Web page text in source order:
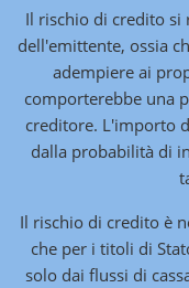
Il rischio di credito si
dell'emittente, ossia
adempiere ai
comporterebbe una
creditore. L'importo
dalla probabilità di
Il rischio di credito è
che per i titoli di
solo dai flussi di